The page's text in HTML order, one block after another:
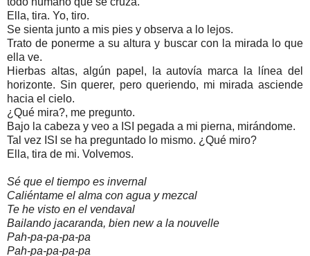
Ella, tira. Yo, tiro.
Se sienta junto a mis pies y observa a lo lejos.
Trato de ponerme a su altura y buscar con la mirada lo que
ella ve.
Hierbas altas, algún papel, la autovía marca la línea del
horizonte. Sin querer, pero queriendo, mi mirada asciende
hacia el cielo.
¿Qué mira?, me pregunto.
Bajo la cabeza y veo a ISI pegada a mi pierna, mirándome.
Tal vez ISI se ha preguntado lo mismo. ¿Qué miro?
Ella, tira de mi. Volvemos.
Sé que el tiempo es invernal
Caliéntame el alma con agua y mezcal
Te he visto en el vendaval
Bailando jacaranda, bien new a la nouvelle
Pah-pa-pa-pa-pa
Pah-pa-pa-pa-pa